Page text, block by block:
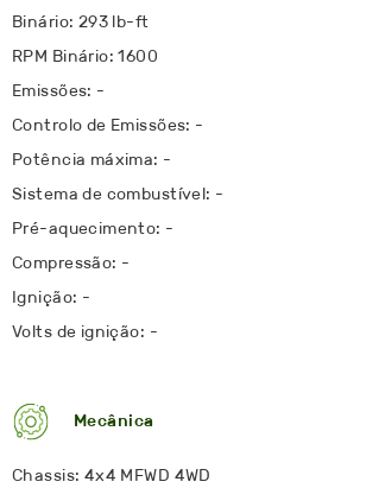
Binário: 293 lb-ft
RPM Binário: 1600
Emissões: -
Controlo de Emissões: -
Potência máxima: -
Sistema de combustível: -
Pré-aquecimento: -
Compressão: -
Ignição: -
Volts de ignição: -
Mecânica
Chassis: 4x4 MFWD 4WD